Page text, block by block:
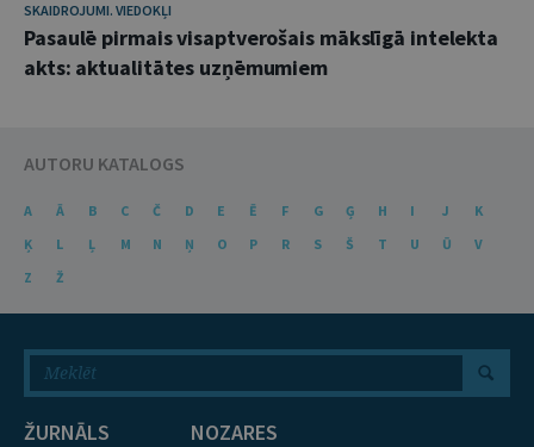
SKAIDROJUMI. VIEDOKĻI
Pasaulē pirmais visaptverošais mākslīgā intelekta
akts: aktualitātes uzņēmumiem
AUTORU KATALOGS
A Ā B C Č D E Ē F G Ģ H I J
K
Ķ
L Ļ M N Ņ O P R S Š T U Ū
V
Z
Ž
ŽURNĀLS
NOZARES